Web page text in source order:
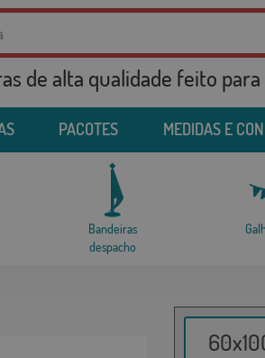
de alta qualidade feito para
PACOTES MEDIDAS E
Bandeiras
despacho